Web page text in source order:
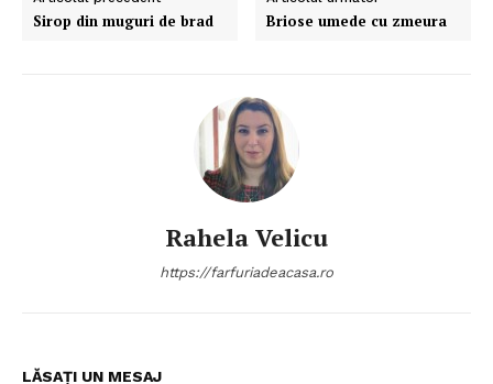
Sirop din muguri de brad Briose umede cu zmeura
Rahela Velicu
https://farfuriadeacasa.ro
LĂSAȚI UN MESAJ